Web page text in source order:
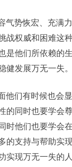
气势恢宏、充满
战权威和困难这
是他们所依赖的
健发展万无一失。
他们有时候也会
的同时也要学会
时他们也要学会
的支持与帮助实
实现万无一失的